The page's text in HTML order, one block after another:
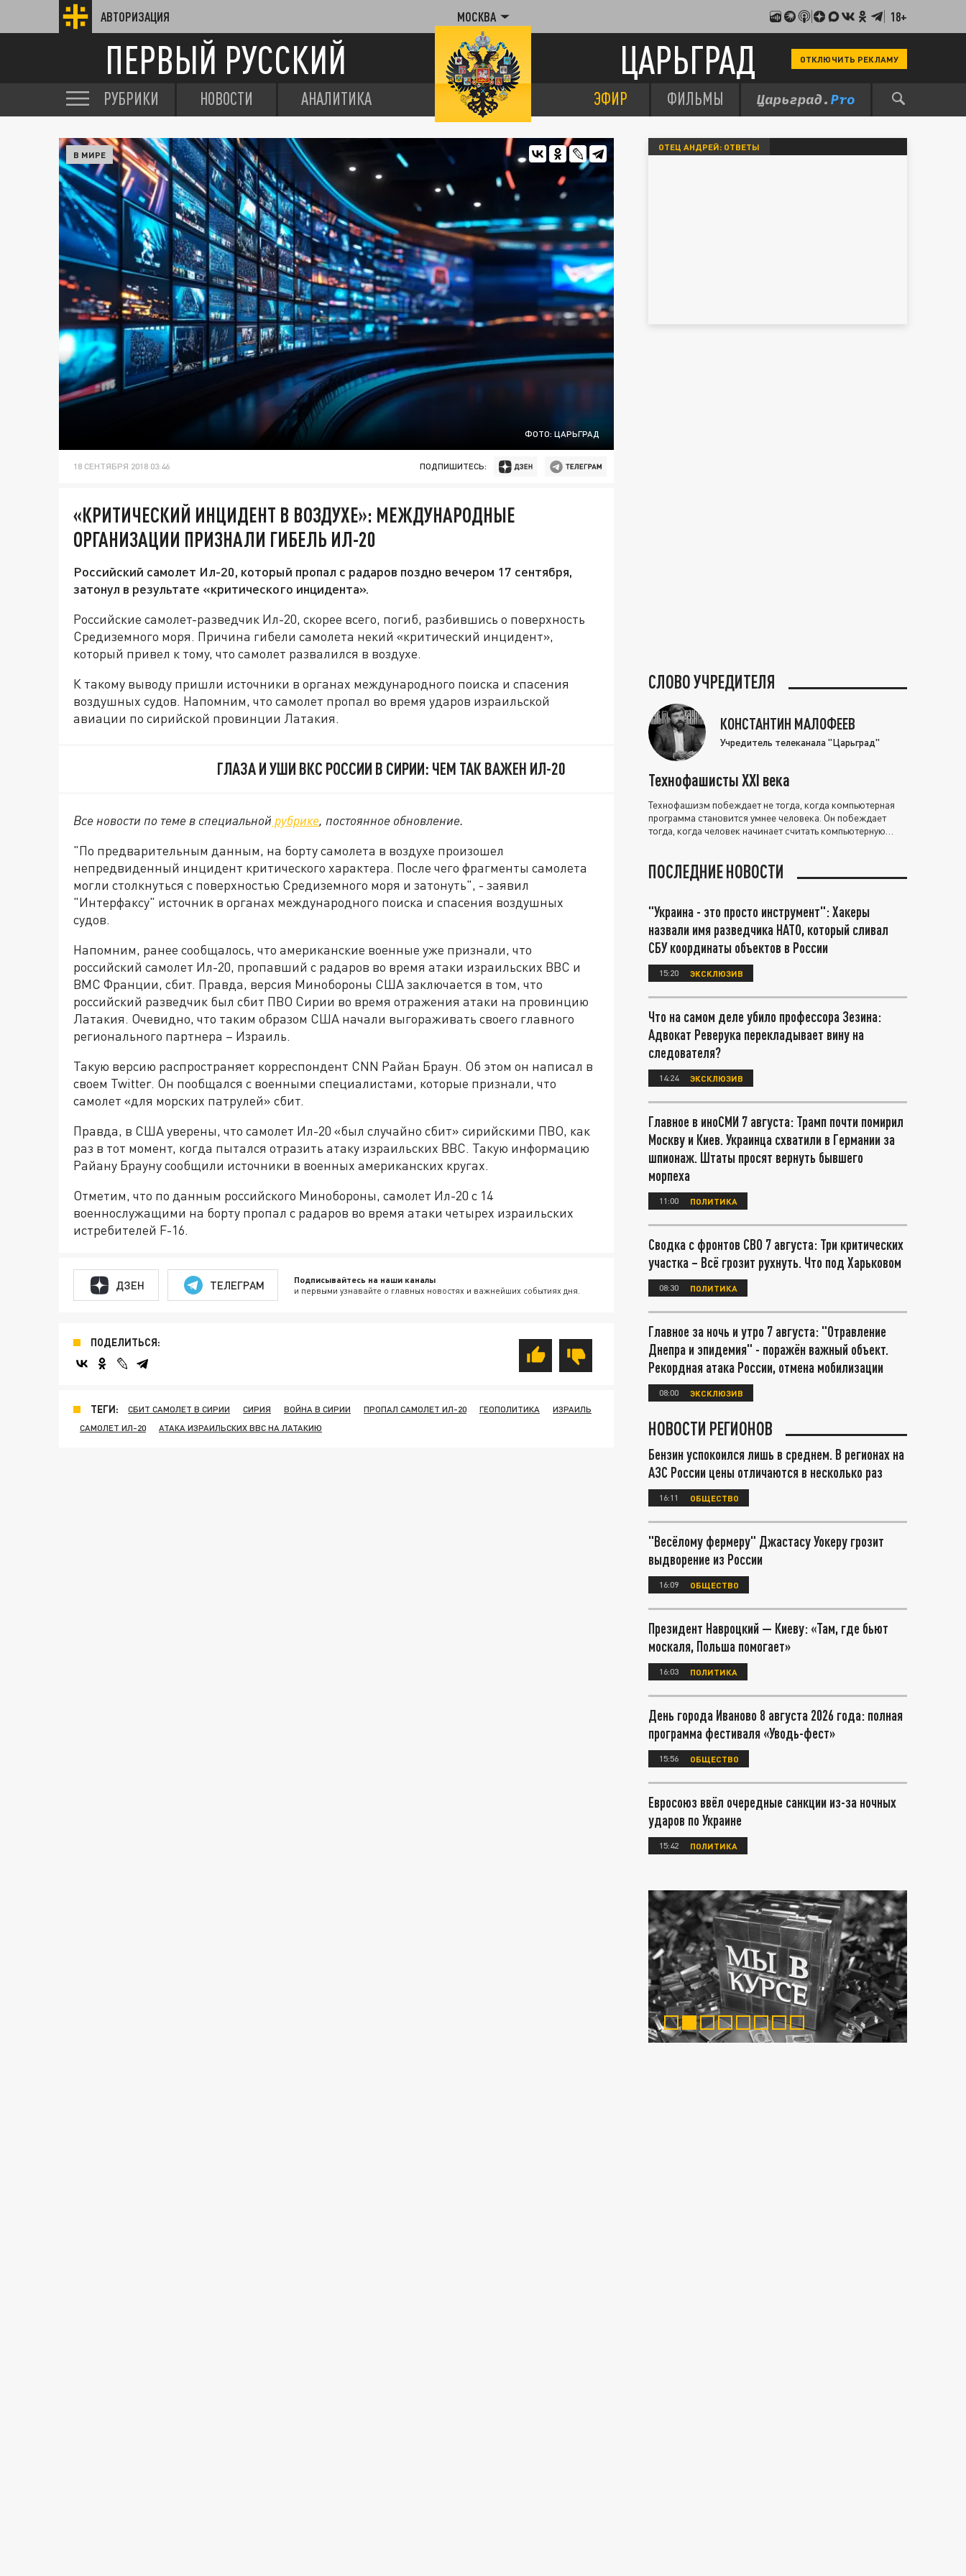
АВТОРИЗАЦИЯ МОСКВА 18+
ПЕРВЫЙ РУССКИЙ ЦАРЬГРАД ОТКЛЮЧИТЬ РЕКЛАМУ
РУБРИКИ НОВОСТИ АНАЛИТИКА ЭФИР ФИЛЬМЫ
ФОТО: ЦАРЬГРАД
В МИРЕ
18 СЕНТЯБРЯ 2018 03:46 ПОДПИШИТЕСЬ:
«КРИТИЧЕСКИЙ ИНЦИДЕНТ В ВОЗДУХЕ»: МЕЖДУНАРОДНЫЕ
ОРГАНИЗАЦИИ ПРИЗНАЛИ ГИБЕЛЬ ИЛ-20
Российский самолет Ил-20, который пропал с радаров поздно вечером 17 сентября,
затонул в результате «критического инцидента».
Российские самолет-разведчик Ил-20, скорее всего, погиб, разбившись о поверхность
Средиземного моря. Причина гибели самолета некий «критический инцидент»,
который привел к тому, что самолет развалился в воздухе.
К такому выводу пришли источники в органах международного поиска и спасения
воздушных судов. Напомним, что самолет пропал во время ударов израильской
авиации по сирийской провинции Латакия.
ГЛАЗА И УШИ ВКС РОССИИ В СИРИИ: ЧЕМ ТАК ВАЖЕН ИЛ-20
Все новости по теме в специальной рубрике, постоянное обновление.
"По предварительным данным, на борту самолета в воздухе произошел
непредвиденный инцидент критического характера. После чего фрагменты самолета
могли столкнуться с поверхностью Средиземного моря и затонуть", - заявил
"Интерфаксу" источник в органах международного поиска и спасения воздушных
судов.
Напомним, ранее сообщалось, что американские военные уже признали, что
российский самолет Ил-20, пропавший с радаров во время атаки израильских ВВС и
ВМС Франции, сбит. Правда, версия Минобороны США заключается в том, что
российский разведчик был сбит ПВО Сирии во время отражения атаки на провинцию
Латакия. Очевидно, что таким образом США начали выгораживать своего главного
регионального партнера – Израиль.
Такую версию распространяет корреспондент CNN Райан Браун. Об этом он написал в
своем Twitter. Он пообщался с военными специалистами, которые признали, что
самолет «для морских патрулей» сбит.
Правда, в США уверены, что самолет Ил-20 «был случайно сбит» сирийскими ПВО, как
раз в тот момент, когда пытался отразить атаку израильских ВВС. Такую информацию
Райану Брауну сообщили источники в военных американских кругах.
Отметим, что по данным российского Минобороны, самолет Ил-20 с 14
военнослужащими на борту пропал с радаров во время атаки четырех израильских
истребителей F-16.
ДЗЕН ТЕЛЕГРАМ Подписывайтесь на наши каналы
и первыми узнавайте о главных новостях и важнейших событиях дня.
ПОДЕЛИТЬСЯ:
ТЕГИ: СБИТ САМОЛЕТ В СИРИИ СИРИЯ ВОЙНА В СИРИИ ПРОПАЛ САМОЛЕТ ИЛ-20 ГЕОПОЛИТИКА
ИЗРАИЛЬ
САМОЛЕТ ИЛ-20
АТАКА ИЗРАИЛЬСКИХ ВВС НА ЛАТАКИЮ
ОТЕЦ АНДРЕЙ: ОТВЕТЫ
СЛОВО УЧРЕДИТЕЛЯ
КОНСТАНТИН МАЛОФЕЕВ
Учредитель телеканала "Царьград"
Технофашисты XXI века
Технофашизм побеждает не тогда, когда компьютерная
программа становится умнее человека. Он побеждает
тогда, когда человек начинает считать компьютерную
ПОСЛЕДНИЕ НОВОСТИ
"Украина - это просто инструмент": Хакеры
назвали имя разведчика НАТО, который сливал
СБУ координаты объектов в России
15:20 ЭКСКЛЮЗИВ
Что на самом деле убило профессора Зезина:
Адвокат Реверука перекладывает вину на
следователя?
14:24 ЭКСКЛЮЗИВ
Главное в иноСМИ 7 августа: Трамп почти помирил
Москву и Киев. Украинца схватили в Германии за
шпионаж. Штаты просят вернуть бывшего
морпеха
11:00 ПОЛИТИКА
Сводка с фронтов СВО 7 августа: Три критических
участка – Всё грозит рухнуть. Что под Харьковом
08:30 ПОЛИТИКА
Главное за ночь и утро 7 августа: "Отравление
Днепра и эпидемия" - поражён важный объект.
Рекордная атака России, отмена мобилизации
08:00 ЭКСКЛЮЗИВ
НОВОСТИ РЕГИОНОВ
Бензин успокоился лишь в среднем. В регионах на
АЗС России цены отличаются в несколько раз
16:11 ОБЩЕСТВО
"Весёлому фермеру" Джастасу Уокеру грозит
выдворение из России
16:09 ОБЩЕСТВО
Президент Навроцкий — Киеву: «Там, где бьют
москаля, Польша помогает»
16:03 ПОЛИТИКА
День города Иваново 8 августа 2026 года: полная
программа фестиваля «Уводь-фест»
15:56 ОБЩЕСТВО
Евросоюз ввёл очередные санкции из-за ночных
ударов по Украине
15:42 ПОЛИТИКА